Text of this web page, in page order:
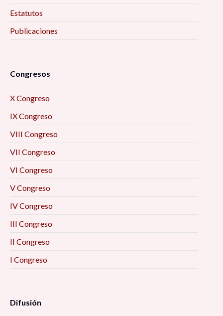
Estatutos
Publicaciones
Congresos
X Congreso
IX Congreso
VIII Congreso
VII Congreso
VI Congreso
V Congreso
IV Congreso
III Congreso
II Congreso
I Congreso
Difusión